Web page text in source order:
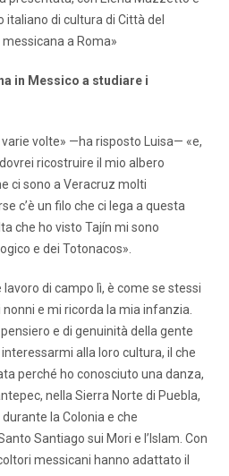
italiano di cultura di Città del
messicana a Roma»
in Messico a studiare i
varie volte» —ha risposto Luisa— «e,
ricostruire il mio albero
ci sono a Veracruz molti
c’è un filo che ci lega a questa
che ho visto Tajín mi sono
e dei Totonacos».
di campo lì, è come se stessi
e mi ricorda la mia infanzia.
e di genuinità della gente
alla loro cultura, il che
perché ho conosciuto una danza,
nella Sierra Norte di Puebla,
la Colonia e che
Santiago sui Mori e l’Islam. Con
messicani hanno adattato il